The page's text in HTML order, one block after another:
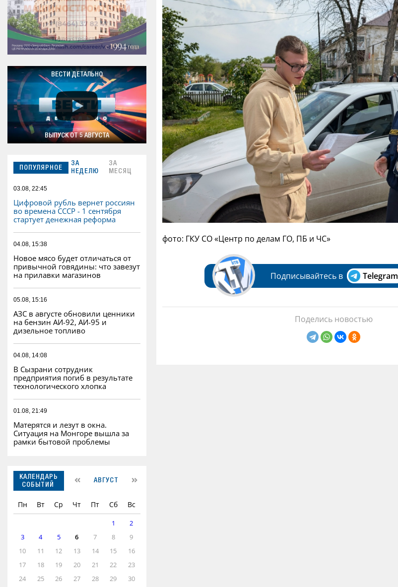
ВЕСТИ ДЕТАЛЬНО
ВЫПУСК ОТ 5 АВГУСТА
ПОПУЛЯРНОЕ
ЗА
НЕДЕЛЮ
ЗА
МЕСЯЦ
03.08, 22:45
Цифровой рубль вернет россиян
во времена СССР - 1 сентября
стартует денежная реформа
04.08, 15:38
Новое мясо будет отличаться от
привычной говядины: что завезут
на прилавки магазинов
05.08, 15:16
АЗС в августе обновили ценники
на бензин АИ-92, АИ-95 и
дизельное топливо
04.08, 14:08
В Сызрани сотрудник
предприятия погиб в результате
технологического хлопка
01.08, 21:49
Матерятся и лезут в окна.
Ситуация на Монгоре вышла за
рамки бытовой проблемы
КАЛЕНДАРЬ
СОБЫТИЙ
АВГУСТ
Пн Вт Ср Чт Пт Сб Вс
1
2
3
4 5 6 7 8
9
10
11 12 13 14 15
16
17
18 19 20 21 22
23
24
25 26 27 28 29 30
фото: ГКУ СО «Центр по делам ГО, ПБ и ЧС»
Подписывайтесь в Telegram
Поделись новостью